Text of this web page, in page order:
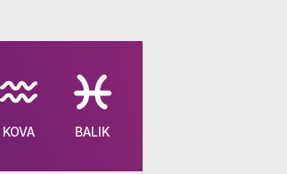
KOVA BALIK